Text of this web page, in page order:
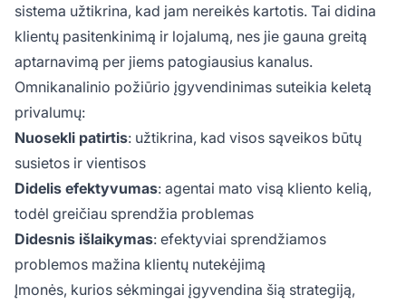
sistema užtikrina, kad jam nereikės kartotis. Tai didina
klientų pasitenkinimą ir lojalumą, nes jie gauna greitą
aptarnavimą per jiems patogiausius kanalus.
Omnikanalinio požiūrio įgyvendinimas suteikia keletą
privalumų:
Nuosekli patirtis: užtikrina, kad visos sąveikos būtų
susietos ir vientisos
Didelis efektyvumas: agentai mato visą kliento kelią,
todėl greičiau sprendžia problemas
Didesnis išlaikymas: efektyviai sprendžiamos
problemos mažina klientų nutekėjimą
Įmonės, kurios sėkmingai įgyvendina šią strategiją,